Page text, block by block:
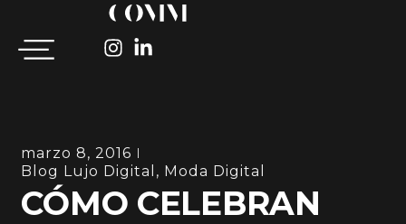
marzo 8, 2016
Blog Lujo Digital , Moda Digital
CÓMO CELEBRAN